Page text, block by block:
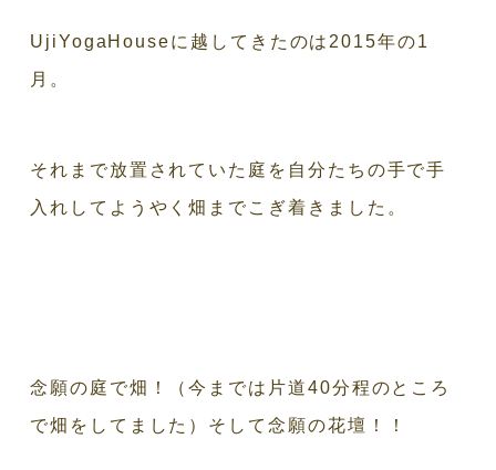
UjiYogaHouseに越してきたのは2015年の1
月。
それまで放置されていた庭を自分たちの手で手
入れしてようやく畑までこぎ着きました。
念願の庭で畑！（今までは片道40分程のところ
で畑をしてました）そして念願の花壇！！